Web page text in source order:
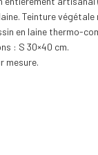
Teinture végétale
en laine thermo-
: S 30×40 cm.
mesure.